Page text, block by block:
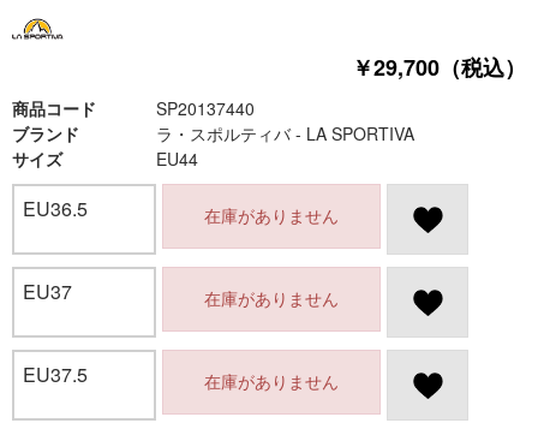
￥29,700（税込）
商品コード
SP20137440
ブランド
ラ・スポルティバ - LA SPORTIVA
サイズ
EU44
EU36.5 在庫がありません
EU37 在庫がありません
EU37.5 在庫がありません